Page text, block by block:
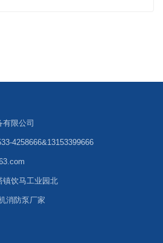
限公司
4258666&13153399666
镇饮马工业园北
消防泵厂家